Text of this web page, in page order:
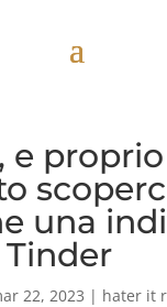
e proprio
una
Tinder
22, 2023 | hater it